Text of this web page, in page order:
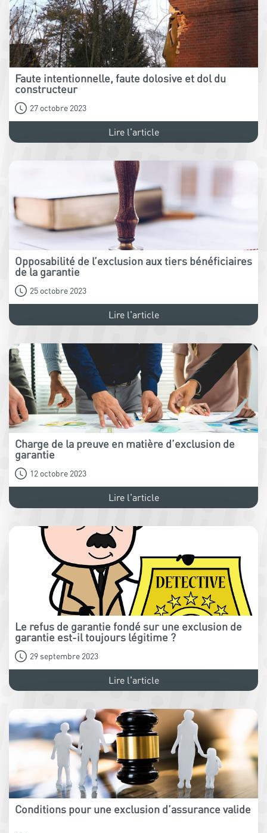
Faute intentionnelle, faute dolosive et dol du
constructeur
27 octobre 2023
Lire l'article
Opposabilité de l’exclusion aux tiers bénéficiaires
de la garantie
25 octobre 2023
Lire l'article
Charge de la preuve en matière d’exclusion de
garantie
12 octobre 2023
Lire l'article
Le refus de garantie fondé sur une exclusion de
garantie est-il toujours légitime ?
29 septembre 2023
Lire l'article
Conditions pour une exclusion d’assurance valide